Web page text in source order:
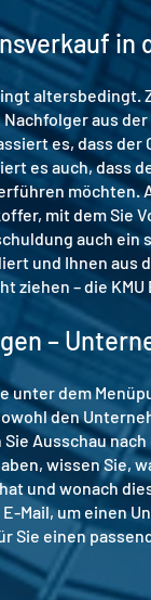
in
altersbedingt.
aus
es, dass
es auch, dass
möchten.
mit dem Sie
auch ein
und Ihnen aus
ziehen – die
–
unter dem
den
Ausschau
wissen Sie,
und wonach
Mail, um einen
Sie einen